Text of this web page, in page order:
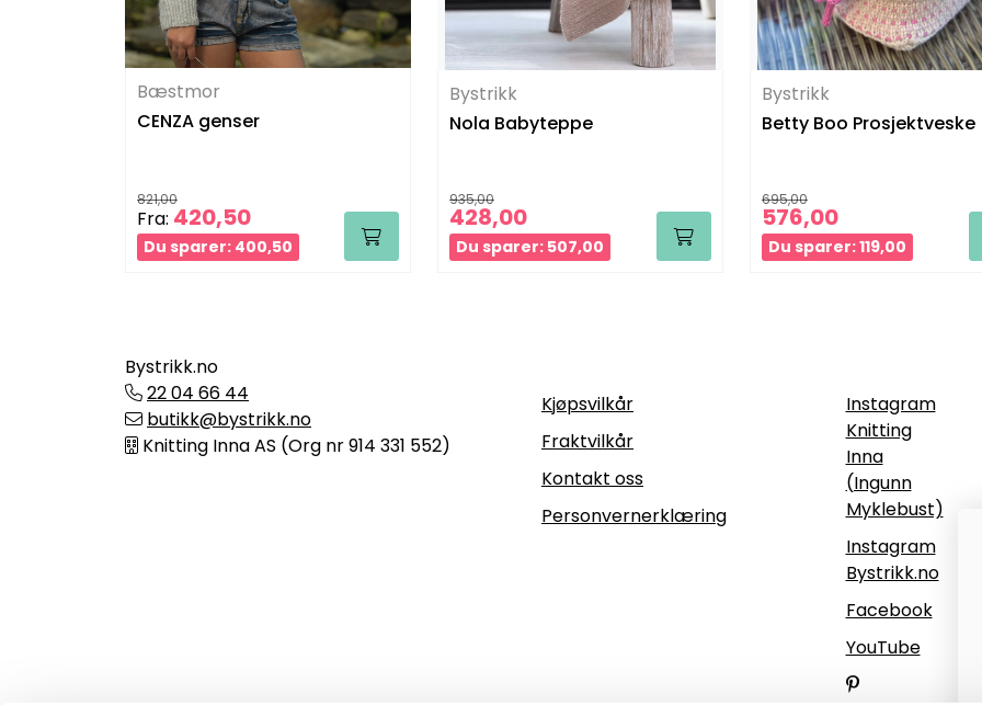
Bæstmor
CENZA genser
821,00
Fra: 420,50
Du sparer: 400,50
Bystrikk
Nola Babyteppe
935,00
428,00
Du sparer: 507,00
Bystrikk
Betty Boo Prosjektveske
695,00
576,00
Du sparer: 119,00
Bystrikk.no
22 04 66 44
butikk@bystrikk.no
Knitting Inna AS (Org nr 914 331 552)
Kjøpsvilkår
Fraktvilkår
Kontakt oss
Personvernerklæring
Instagram
Knitting
Inna
(Ingunn
Myklebust)
Instagram
Bystrikk.no
Facebook
YouTube